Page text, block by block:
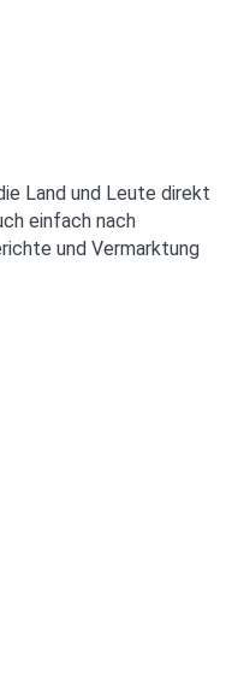
Land und Leute direkt
einfach nach
und Vermarktung